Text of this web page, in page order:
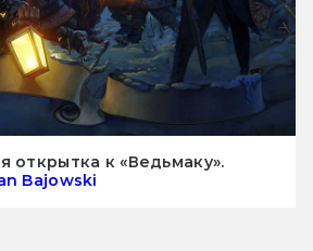
открытка к «Ведьмаку».
Bajowski